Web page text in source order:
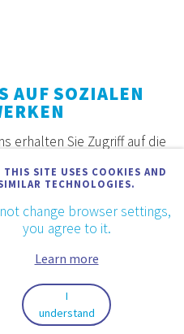
THIS SITE USES COOKIES AND
TECHNOLOGIES.
change browser settings,
you agree to it.
Learn more
I
understand
AUF SOZIALEN
erhalten Sie Zugriff auf die
und Neuigkeiten.